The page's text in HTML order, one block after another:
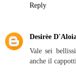
Reply
Desirèe
Vale sei
anche il